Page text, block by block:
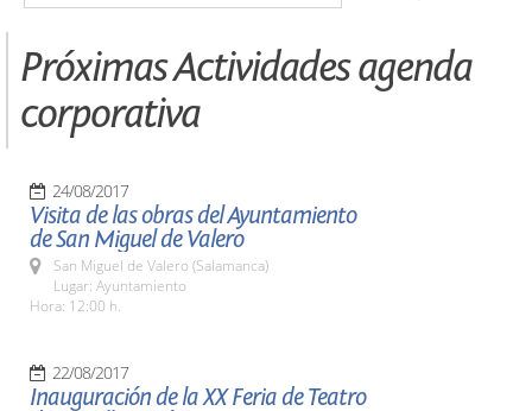
Próximas Actividades agenda
corporativa
24/08/2017
Visita de las obras del Ayuntamiento
de San Miguel de Valero
San Miguel de Valero (Salamanca)
Lugar: Ayuntamiento
Hora: 12:00 h.
22/08/2017
Inauguración de la XX Feria de Teatro